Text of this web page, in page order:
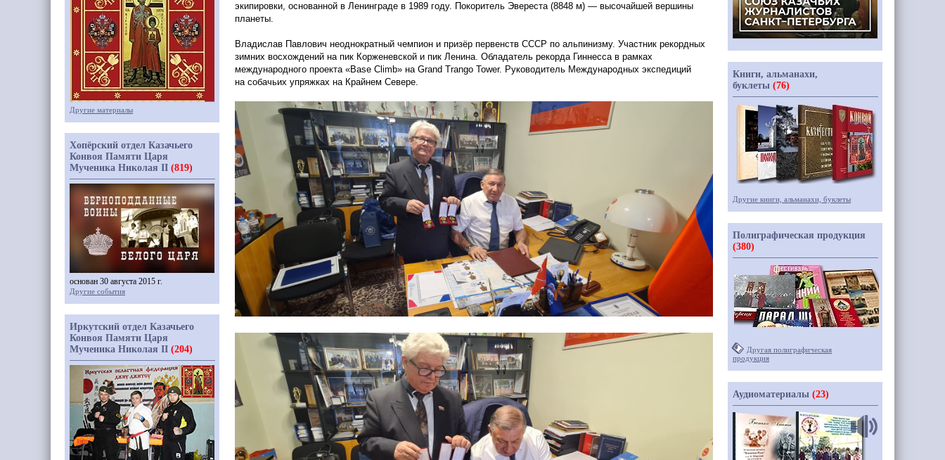
экипировки, основанной в Ленинграде в 1989 году. Покоритель Эвереста (8848 м) — высочайшей вершины
планеты.
Владислав Павлович неоднократный чемпион и призёр первенств СССР по альпинизму. Участник рекордных
зимних восхождений на пик Корженевской и пик Ленина. Обладатель рекорда Гиннесса в рамках
международного проекта «Base Climb» на Grand Trango Tower. Руководитель Международных экспедиций
на собачьих упряжках на Крайнем Севере.
Другие материалы
Хопёрский отдел Казачьего
Конвоя Памяти Царя
Мученика Николая II (819)
основан 30 августа 2015 г.
Другие события
Иркутский отдел Казачьего
Конвоя Памяти Царя
Мученика Николая II (204)
Книги, альманахи,
буклеты (76)
Другие книги, альманахи, буклеты
Полиграфическая продукция
(380)
Другая полиграфическая
продукция
Аудиоматериалы (23)